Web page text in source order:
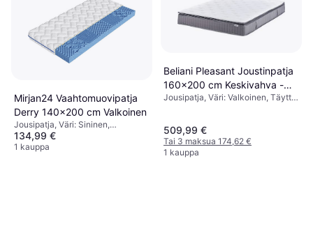
Mirjan24 Vaahtomuovipatja
Derry 140x200 cm Valkoinen
Jousipatja, Väri: Sininen,
Valkoinen, Täyttö: Vaahto, Patjan
Paksuus: 20.1 cm
134,99 €
1 kauppa
Beliani Pleasant Joustinpatja
160x200 cm Keskivahva -
Harmaa Valkoinen
Jousipatja, Väri: Valkoinen, Täyttö:
509,99 €
Tai 3 maksua 174,62 €
1 kauppa